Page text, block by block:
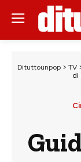
Dituttounpop > TV
di